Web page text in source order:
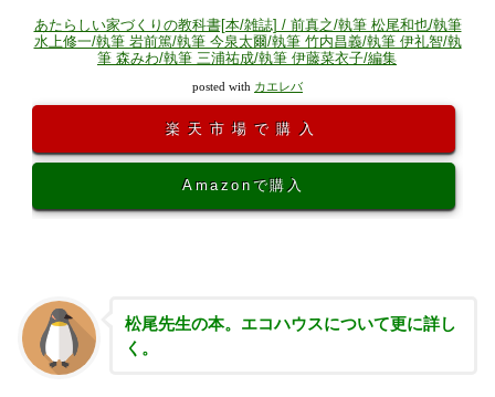
あたらしい家づくりの教科書[本/雑誌] / 前真之/執筆 松尾和也/執筆
水上修一/執筆 岩前篤/執筆 今泉太爾/執筆 竹内昌義/執筆 伊礼智/執
筆 森みわ/執筆 三浦祐成/執筆 伊藤菜衣子/編集
posted with カエレバ
楽天市場で購入
Amazonで購入
松尾先生の本。エコハウスについて更に詳し
く。